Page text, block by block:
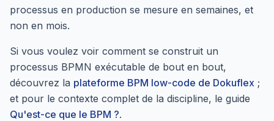
processus en production se mesure en semaines, et
non en mois.
Si vous voulez voir comment se construit un
processus BPMN exécutable de bout en bout,
découvrez la plateforme BPM low-code de Dokuflex ;
et pour le contexte complet de la discipline, le guide
Qu'est-ce que le BPM ?.